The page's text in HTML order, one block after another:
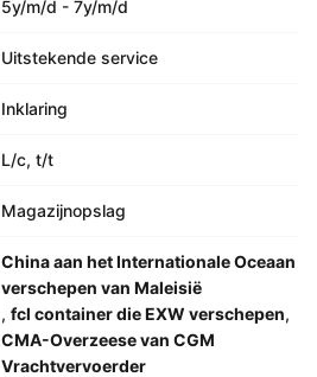
5y/m/d - 7y/m/d
Uitstekende service
Inklaring
L/c, t/t
Magazijnopslag
China aan het Internationale Oceaan
verschepen van Maleisië
, fcl container die EXW verschepen,
CMA-Overzeese van CGM
Vrachtvervoerder